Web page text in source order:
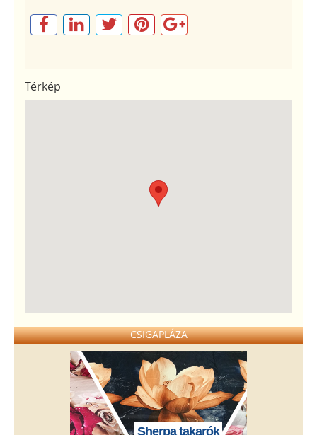
Térkép
CSIGAPLÁZA
Sherpa takarók